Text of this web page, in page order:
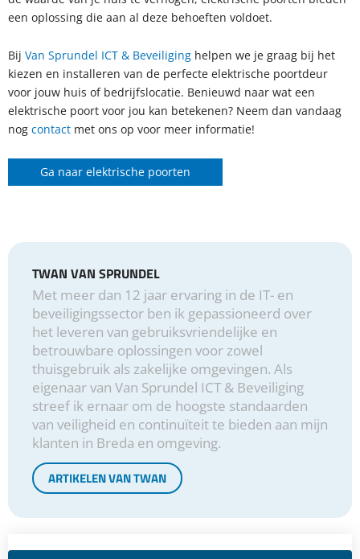
een oplossing die aan al deze behoeften voldoet.
Bij Van Sprundel ICT & Beveiliging helpen we je graag bij het
kiezen en installeren van de perfecte elektrische poortdeur
voor jouw huis of bedrijfslocatie. Benieuwd naar wat een
elektrische poort voor jou kan betekenen? Neem dan vandaag
nog contact met ons op voor meer informatie!
Ga naar elektrische poorten
TWAN VAN SPRUNDEL
Met meer dan 12 jaar ervaring in de IT- en
beveiligingssector ben ik gepassioneerd over
het leveren van gebruiksvriendelijke en
betrouwbare oplossingen voor zowel
thuisgebruik als zakelijke omgevingen. Als
eigenaar van Van Sprundel ICT & Beveiliging
streef ik ernaar om de hoogste standaarden
van veiligheid en continuïteit te bieden aan mijn
klanten in Breda en omgeving.
ARTIKELEN VAN TWAN